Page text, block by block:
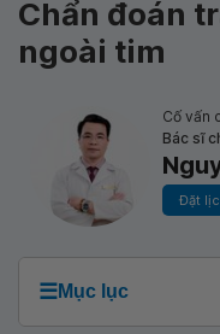
Chẩn đoán
ngoài tim
Cố vấn
Bác sĩ
Đặt
☰Mục lục